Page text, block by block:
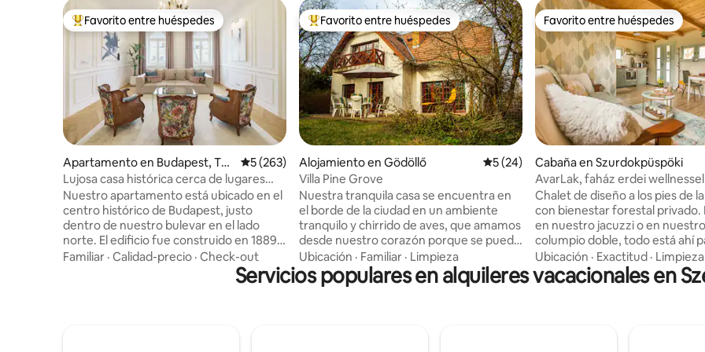
Favorito entre huéspedes preferido
Favorito entre huéspedes
Apartamento en Budapest, Ter
ézváros
Calificación promedio: 5 de 5, 263 reseñas
5 (263)
Lujosa casa histórica cerca de lugares
emblemáticos del centro
Nuestro apartamento está ubicado en el
centro histórico de Budapest, justo
dentro de nuestro bulevar en el lado
norte. El edificio fue construido en 1889 y
ahora está en buenas condiciones. El
apartamento tiene la más alta calidad en
cada detalle. Equipamiento: Wifi de alta
Familiar · Calidad-precio · Check-out
Favorito entre huéspedes preferido
Favorito entre huéspedes
Alojamiento en Gödöllő Calificación promedio: 5 de 5, 24 reseñas
5 (24)
Villa Pine Grove
Nuestra tranquila casa se encuentra en
el borde de la ciudad en un ambiente
tranquilo y chirrido de aves, que amamos
desde nuestro corazón porque se puede
llegar a los paseos por el bosque en 1-2
minutos a pie. Nuestra sala de estar de la
galería tiene vistas a la amplia terraza con
Ubicación · Familiar · Limpieza
Favorito entre huéspedes
Favorito entre huéspedes
Cabaña en Szurdokpüspöki
AvarLak, faház erdei wellnessel
Chalet de diseño a los pies de
con bienestar forestal privado.
en nuestro jacuzzi o en
columpio doble, todo está ahí
relajarte. En los días más fríos,
la benevolencia de nuestra
finlandesa de leña. En nuestra
cómoda sala de estar con
Ubicación · Exactitud · Limpieza
Servicios populares en alquileres vacacionales en